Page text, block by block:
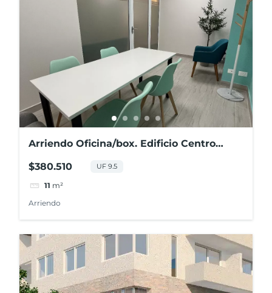
Arriendo Oficina/box. Edificio Centro
$380.510 UF 9.5
11 m²
Arriendo